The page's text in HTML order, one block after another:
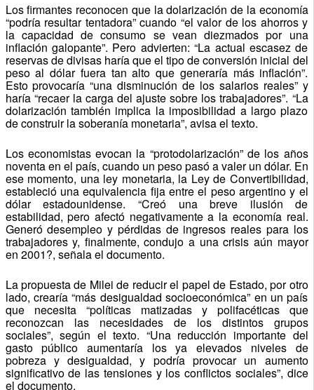
Los firmantes reconocen que la dolarización de la economía
“podría resultar tentadora” cuando “el valor de los ahorros y
la capacidad de consumo se vean diezmados por una
inflación galopante”. Pero advierten: “La actual escasez de
reservas de divisas haría que el tipo de conversión inicial del
peso al dólar fuera tan alto que generaría más inflación”.
Esto provocaría “una disminución de los salarios reales” y
haría “recaer la carga del ajuste sobre los trabajadores”. “La
dolarización también implica la imposibilidad a largo plazo
de construir la soberanía monetaria”, avisa el texto.
Los economistas evocan la “protodolarización” de los años
noventa en el país, cuando un peso pasó a valer un dólar. En
ese momento, una ley monetaria, la Ley de Convertibilidad,
estableció una equivalencia fija entre el peso argentino y el
dólar estadounidense. “Creó una breve ilusión de
estabilidad, pero afectó negativamente a la economía real.
Generó desempleo y pérdidas de ingresos reales para los
trabajadores y, finalmente, condujo a una crisis aún mayor
en 2001?, señala el documento.
La propuesta de Milei de reducir el papel de Estado, por otro
lado, crearía “más desigualdad socioeconómica” en un país
que necesita “políticas matizadas y polifacéticas que
reconozcan las necesidades de los distintos grupos
sociales”, según el texto. “Una reducción importante del
gasto público aumentaría los ya elevados niveles de
pobreza y desigualdad, y podría provocar un aumento
significativo de las tensiones y los conflictos sociales”, dice
el documento.